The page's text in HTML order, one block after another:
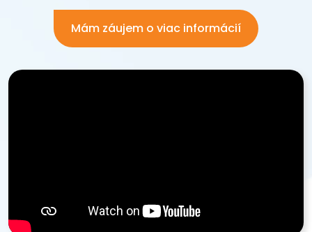
Mám záujem o viac informácií